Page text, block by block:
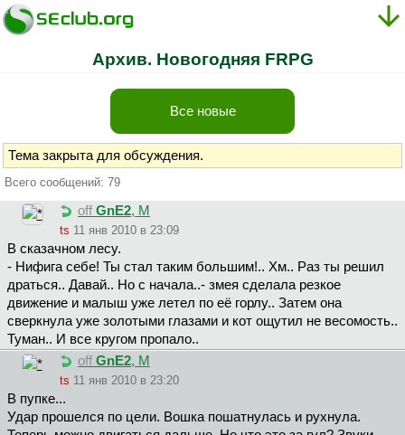
Архив. Новогодняя FRPG
Все новые
Тема закрыта для обсуждения.
Всего сообщений: 79
off GnE2, М
ts 11 янв 2010 в 23:09
В сказачном лесу.
- Нифига себе! Ты стал таким большим!.. Хм.. Раз ты решил
драться.. Давай.. Но с начала..- змея сделала резкое
движение и малыш уже летел по её горлу.. Затем она
сверкнула уже золотыми глазами и кот ощутил не весомость..
Туман.. И все кругом пропало..
off GnE2, М
ts 11 янв 2010 в 23:20
В пупке...
Удар прошелся по цели. Вошка пошатнулась и рухнула.